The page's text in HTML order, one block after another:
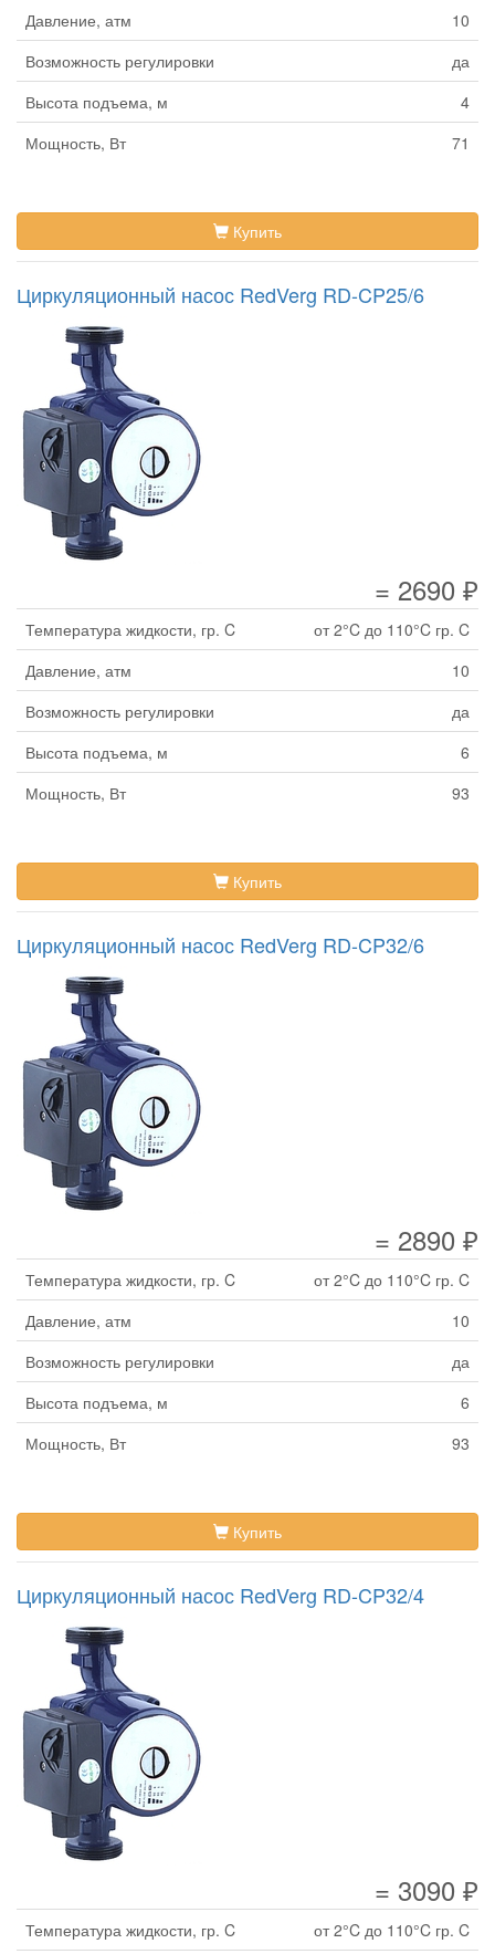
Давление, атм
10
Возможность регулировки
да
Высота подъема, м
4
Мощность, Вт
71
Купить
Циркуляционный насос RedVerg RD-CP25/6
= 2690 ₽
Температура жидкости, гр. C
от 2°C до 110°C гр. C
Давление, атм
10
Возможность регулировки
да
Высота подъема, м
6
Мощность, Вт
93
Купить
Циркуляционный насос RedVerg RD-CP32/6
= 2890 ₽
Температура жидкости, гр. C
от 2°C до 110°C гр. C
Давление, атм
10
Возможность регулировки
да
Высота подъема, м
6
Мощность, Вт
93
Купить
Циркуляционный насос RedVerg RD-CP32/4
= 3090 ₽
Температура жидкости, гр. C
от 2°C до 110°C гр. C